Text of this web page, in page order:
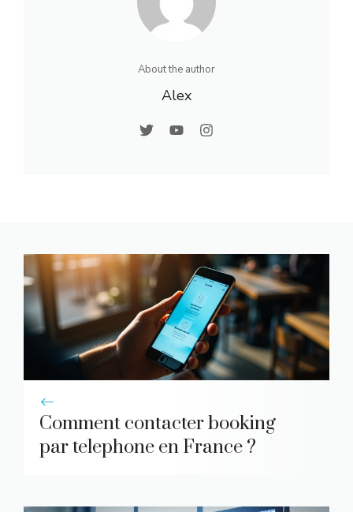
About the author
Alex
Comment contacter booking
par telephone en France ?